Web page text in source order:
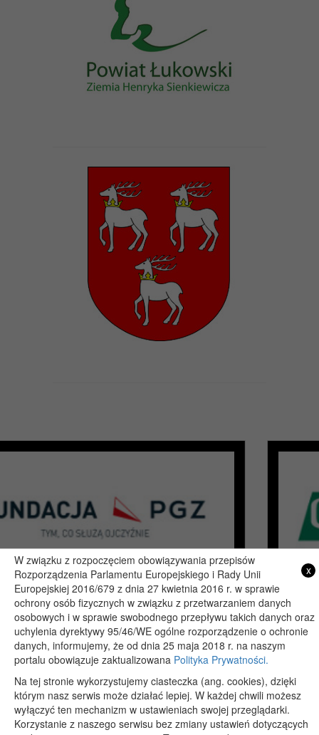
Copyright 2019@ - Muzeum Henryka Sienkiewicza w Woli Okrzejskiej
Projekt i wykonanie: itlu.pl
x
W związku z rozpoczęciem obowiązywania przepisów
Rozporządzenia Parlamentu Europejskiego i Rady Unii
Europejskiej 2016/679 z dnia 27 kwietnia 2016 r. w sprawie
ochrony osób fizycznych w związku z przetwarzaniem danych
osobowych i w sprawie swobodnego przepływu takich danych oraz
uchylenia dyrektywy 95/46/WE ogólne rozporządzenie o ochronie
danych, informujemy, że od dnia 25 maja 2018 r. na naszym
portalu obowiązuje zaktualizowana Polityka Prywatności.
Na tej stronie wykorzystujemy ciasteczka (ang. cookies), dzięki
którym nasz serwis może działać lepiej. W każdej chwili możesz
wyłączyć ten mechanizm w ustawieniach swojej przeglądarki.
Korzystanie z naszego serwisu bez zmiany ustawień dotyczących